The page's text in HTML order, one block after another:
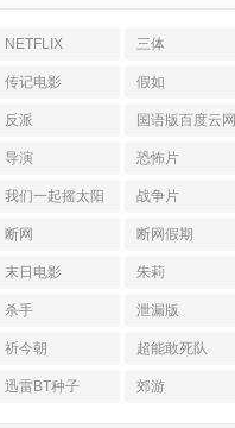
NETFLIX 三体
传记电影 假如
反派
国语版百度云网
盘
导演 恐怖片
我们一起摇太阳 战争片
断网 断网假期
末日电影 朱莉
杀手 泄漏版
祈今朝 超能敢死队
迅雷BT种子 郊游